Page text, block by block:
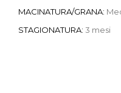
MACINATURA/GRANA:
STAGIONATURA: 3 mesi